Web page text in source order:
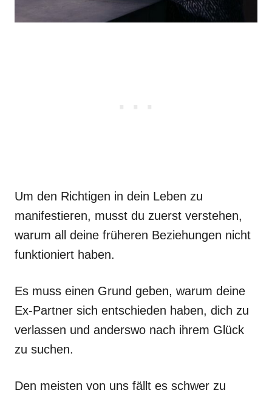
Um den Richtigen in dein Leben zu
manifestieren, musst du zuerst verstehen,
warum all deine früheren Beziehungen nicht
funktioniert haben.
Es muss einen Grund geben, warum deine
Ex-Partner sich entschieden haben, dich zu
verlassen und anderswo nach ihrem Glück
zu suchen.
Den meisten von uns fällt es schwer zu